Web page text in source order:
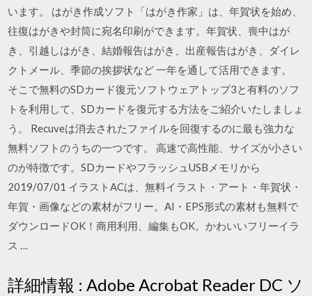
います。 はがき作成ソフト「はがき作家」は、年賀状を始め、
往復はがきや封筒に宛名印刷ができます。年賀状、喪中はが
き、引越しはがき、結婚報告はがき、出産報告はがき、ダイレ
クトメール、季節の挨拶状など 一年を通して活用できます。
そこで無料のSDカード復元ソフトウェアトップ3と有料のソフ
トを利用して、SDカードを復元する方法をご紹介いたしましょ
う。 Recuveは消去されたファイルを回復するのに最も強力な
無料ソフトのうちの一つです。 高速で高性能、サイズが小さい
のが特徴です。SDカードやフラッシュUSBメモリから
2019/07/01 イラストACは、無料イラスト・アート・年賀状・
年賀・画像などの素材がフリー。AI・EPS形式の素材も無料で
ダウンロードOK！商用利用、編集もOK。かわいいフリーイラ
ス …
詳細情報 : Adobe Acrobat Reader DC ソ